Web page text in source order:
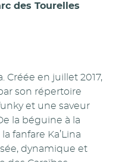
des Tourelles
Créée en juillet 2017,
son répertoire
et une saveur
la béguine à la
fanfare Ka’Lina
dynamique et